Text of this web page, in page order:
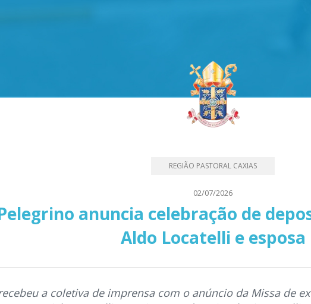
REGIÃO PASTORAL CAXIAS
02/07/2026
anuncia celebração de
Aldo Locatelli e esposa
a coletiva de imprensa com o anúncio da Missa de